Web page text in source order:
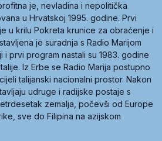
je, nevladina i nepolitička
u Hrvatskoj 1995. godine. Prvi
u krilu Pokreta krunice za obraćenje i
je suradnja s Radio Marijom
i prvi program nastali su 1983. godine
Iz Erbe se Radio Marija postupno
talijanski nacionalni prostor. Nakon
udruge i radijske postaje s
zemalja, počevši od Europe
sve do Filipina na azijskom